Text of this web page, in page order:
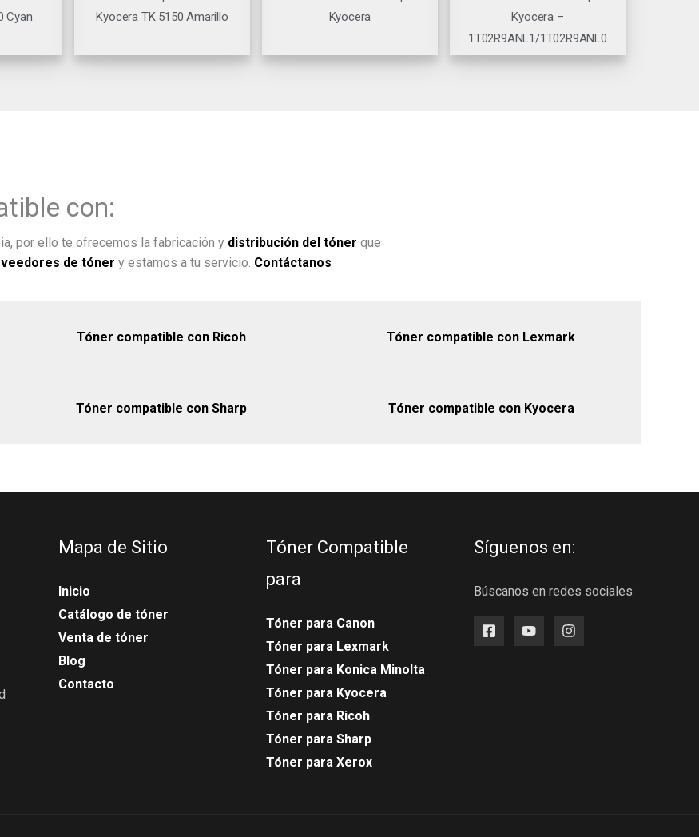
Cyan
Kyocera TK 5150 Amarillo
Kyocera
Kyocera –
1T02R9ANL1/1T02R9ANL0
con:
por ello te ofrecemos la fabricación y distribución del tóner que
de tóner y estamos a tu servicio. Contáctanos
Tóner compatible con Ricoh Tóner compatible con Lexmark
Tóner compatible con Sharp Tóner compatible con Kyocera
Mapa de Sitio
Inicio
Catálogo de tóner
Venta de tóner
Blog
Contacto
Tóner Compatible
para
Tóner para Canon
Tóner para Lexmark
Tóner para Konica Minolta
Tóner para Kyocera
Tóner para Ricoh
Tóner para Sharp
Tóner para Xerox
Síguenos en:
Búscanos en redes sociales